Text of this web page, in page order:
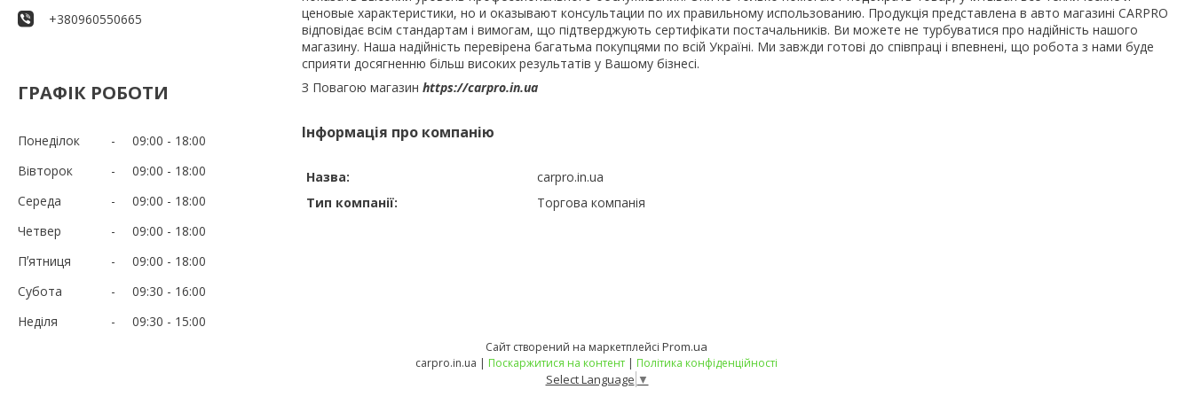
+380960550665
ГРАФІК РОБОТИ
Понеділок 09:00
18:00
Вівторок
09:00
18:00
Середа
09:00
18:00
Четвер
09:00
18:00
Пʼятниця
09:00
18:00
Субота
09:30
16:00
Неділя
09:30 15:00
ценовые характеристики, но и оказывают консультации по их правильному использованию. Продукція представлена в авто магазині CARPRO
відповідає всім стандартам і вимогам, що підтверджують сертифікати постачальників. Ви можете не турбуватися про надійність нашого
магазину. Наша надійність перевірена багатьма покупцями по всій Україні. Ми завжди готові до співпраці і впевнені, що робота з нами буде
сприяти досягненню більш високих результатів у Вашому бізнесі.
З Повагою магазин https://carpro.in.ua
Інформація про компанію
Назва:
carpro.in.ua
Тип компанії:
Торгова компанія
Сайт створений на маркетплейсі Prom.ua
carpro.in.ua | Поскаржитися на контент | Політика конфіденційності
Select Language ▼